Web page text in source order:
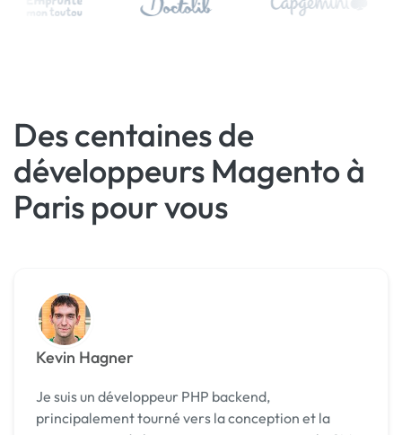
Des centaines de
développeurs Magento à
Paris pour vous
Kevin Hagner
Je suis un développeur PHP backend,
principalement tourné vers la conception et la